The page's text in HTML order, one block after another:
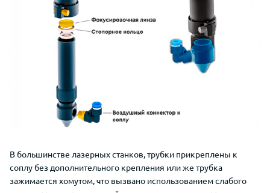
В большинстве лазерных станков, трубки прикреплены к
соплу без дополнительного крепления или же трубка
зажимается хомутом, что вызвано использованием слабого